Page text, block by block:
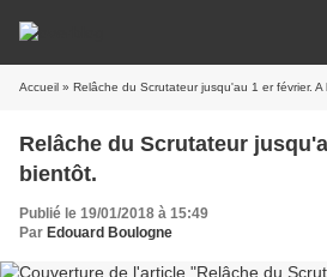
Accueil » Relâche du Scrutateur jusqu'au 1 er février. A
Relâche du Scrutateur
bientôt.
Publié le 19/01/2018 à 15:49
Par Edouard Boulogne